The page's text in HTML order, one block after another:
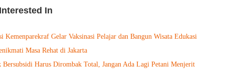
In
Gelar Vaksinasi Pelajar dan Bangun Wisata Edukasi
Masa Rehat di Jakarta
Bersubsidi Harus Dirombak Total, Jangan Ada Lagi Petani Menjerit